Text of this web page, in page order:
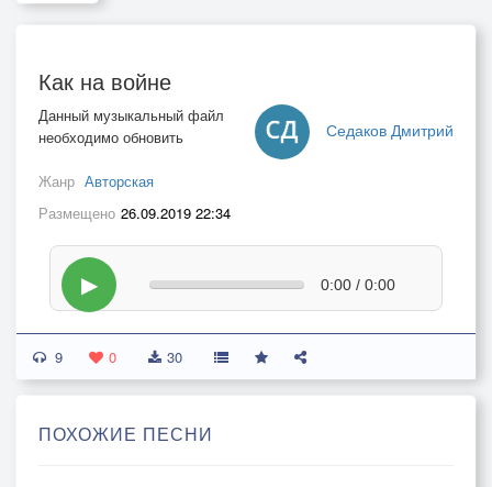
Как на войне
Седаков Дмитрий
Данный музыкальный файл
необходимо обновить
Жанр Авторская
Размещено 26.09.2019 22:34
▶ 0:00 / 0:00
9 0 30
ПОХОЖИЕ ПЕСНИ